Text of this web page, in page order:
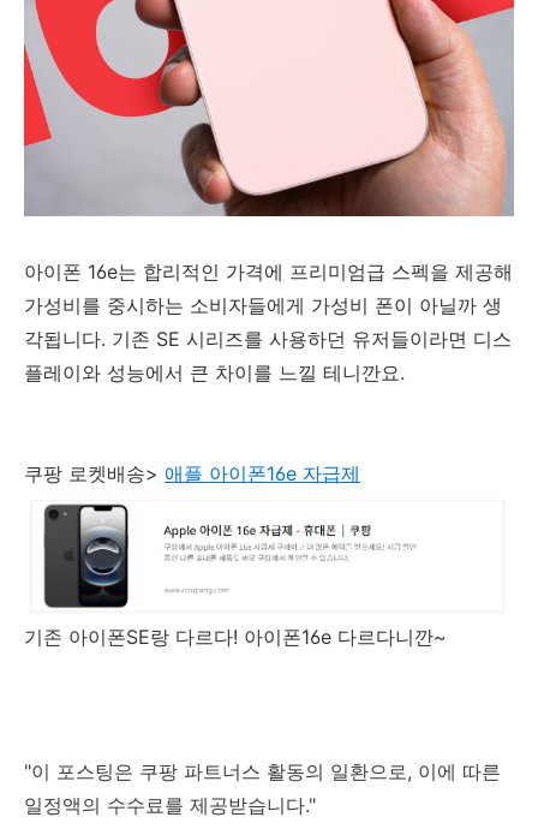
아이폰 16e는 합리적인 가격에 프리미엄급 스펙을 제공해
가성비를 중시하는 소비자들에게 가성비 폰이 아닐까 생
각됩니다. 기존 SE 시리즈를 사용하던 유저들이라면 디스
플레이와 성능에서 큰 차이를 느낄 테니깐요.
쿠팡 로켓배송> 애플 아이폰16e 자급제
기존 아이폰SE랑 다르다! 아이폰16e 다르다니깐~
"이 포스팅은 쿠팡 파트너스 활동의 일환으로, 이에 따른
일정액의 수수료를 제공받습니다."